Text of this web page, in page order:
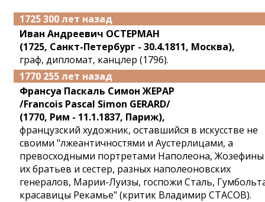
1725 300 лет назад
Иван Андреевич ОСТЕРМАН
(1725, Санкт-Петербург - 30.4.1811, Москва),
граф, дипломат, канцлер (1796).
1770 255 лет назад
Франсуа Паскаль Симон ЖЕРАР
/Francois Pascal Simon GERARD/
(1770, Рим - 11.1.1837, Париж),
французский художник, оставшийся в искусстве не
своими "лжеантичностями и Аустерлицами, а
превосходными портретами Наполеона,
их братьев и сестер, разных наполеоновских
генералов, Марии-Луизы, госпожи Сталь,
красавицы Рекамье" (критик Владимир СТАСОВ).